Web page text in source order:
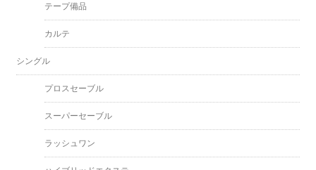
テープ備品
カルテ
シングル
プロスセーブル
スーパーセーブル
ラッシュワン